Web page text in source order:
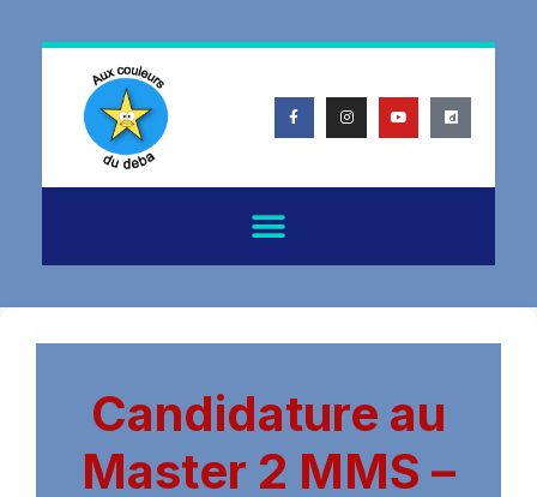
Candidature au
Master 2 MMS –